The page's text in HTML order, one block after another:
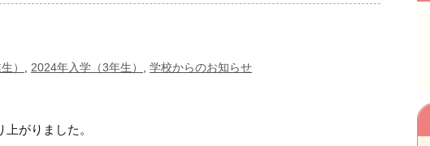
） , 2024年入学（3年生） , 学校からのお知らせ
がりました。